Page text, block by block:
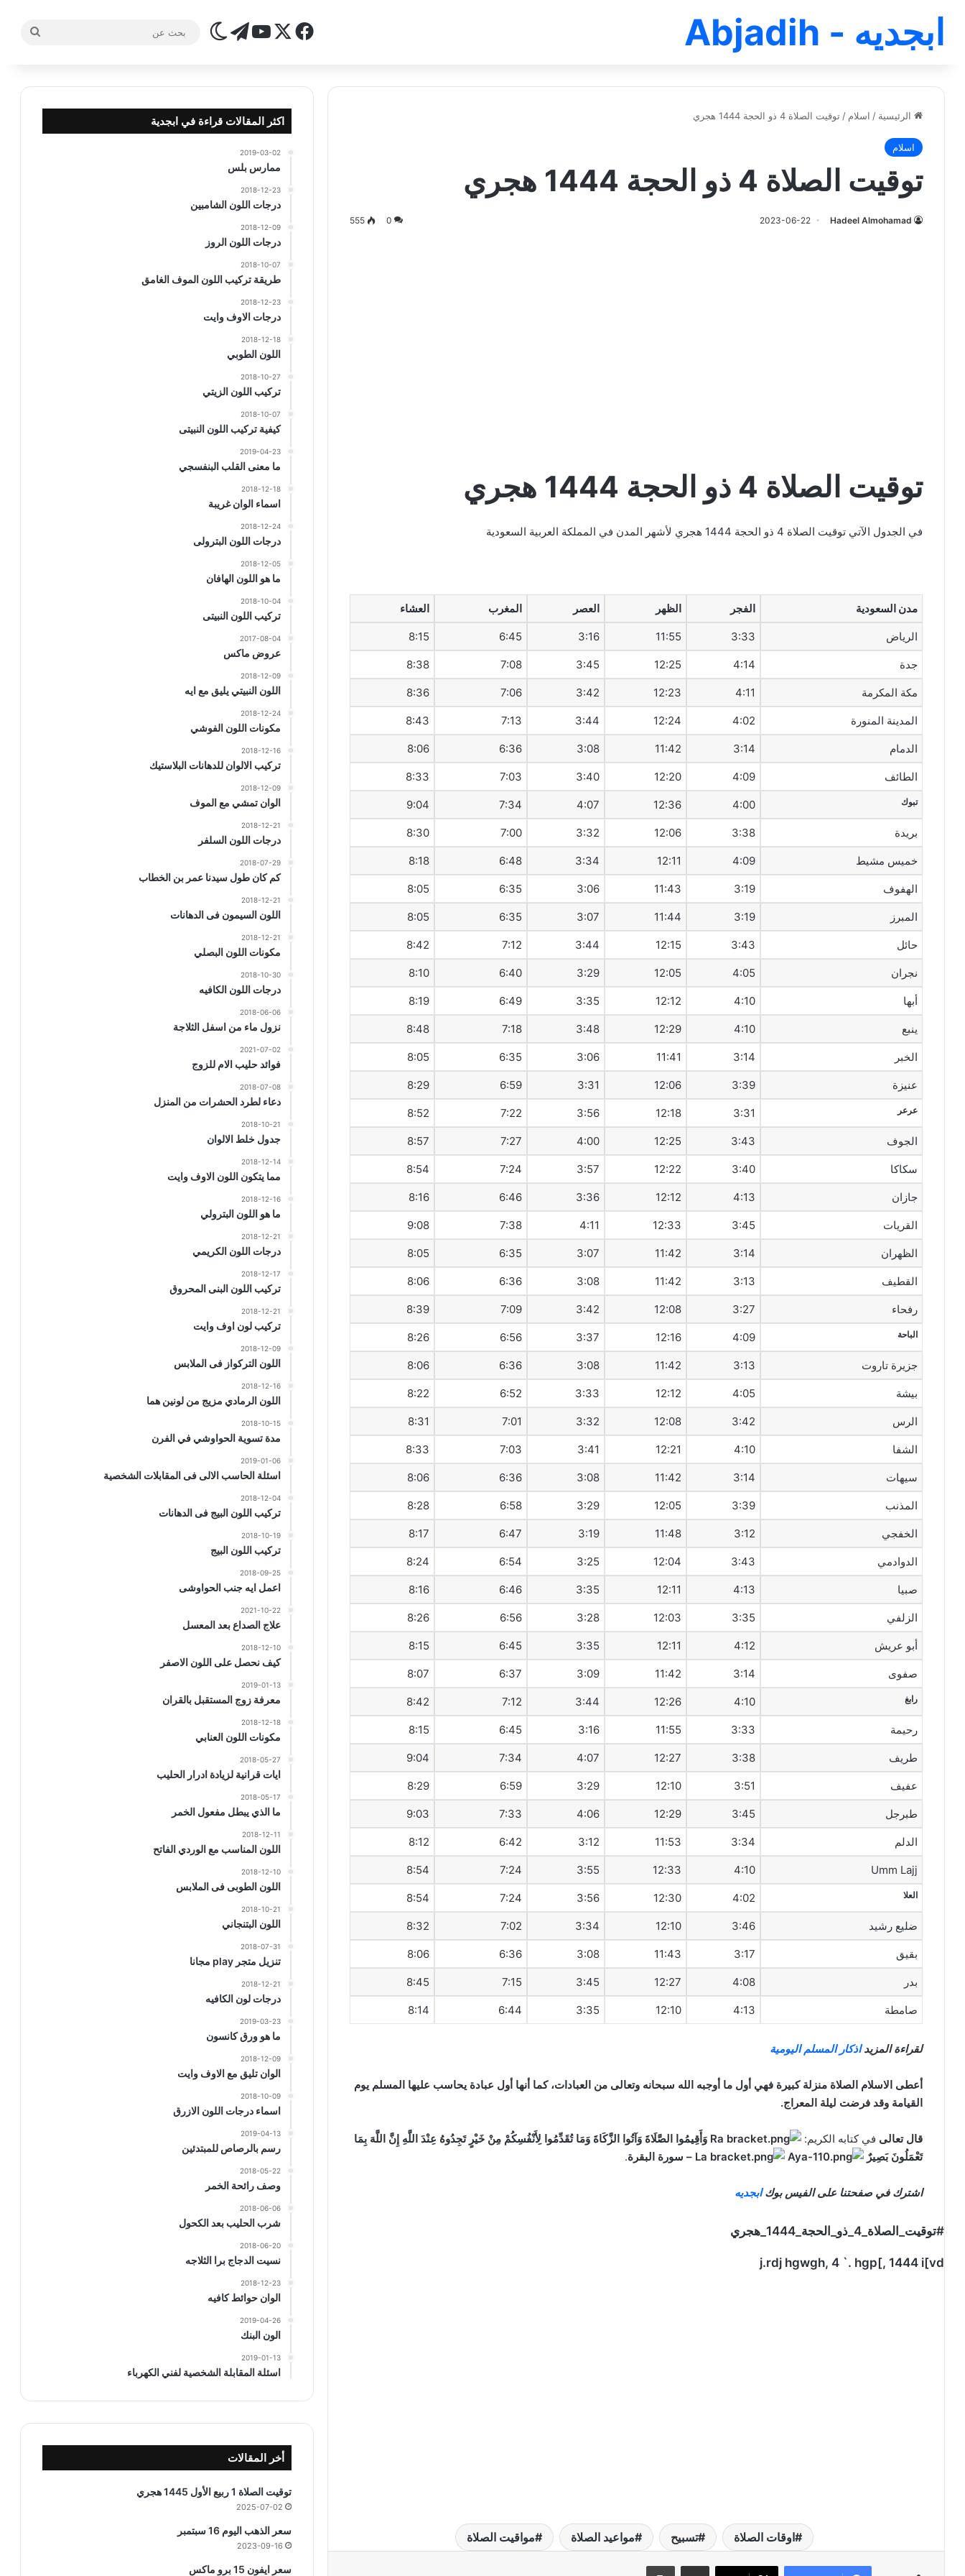
ابجديه - Abjadih فيسبوك
‫X
‫YouTube
تيلقرامالوضع المظلم
الرئيسية / اسلام / توقيت الصلاة 4 ذو الحجة 1444 هجري
اسلام
توقيت الصلاة 4 ذو الحجة 1444 هجري
Hadeel Almohamad
2023-06-22
0
555
توقيت الصلاة 4 ذو الحجة 1444 هجري
في الجدول الآتي توقيت الصلاة 4 ذو الحجة 1444 هجري لأشهر المدن في المملكة العربية السعودية
مدن السعودية الفجر الظهر العصر المغرب العشاء
الرياض 3:33
11:55
3:16
6:45
8:15
جدة 4:14
12:25
3:45
7:08
8:38
مكة المكرمة 4:11
12:23
3:42
7:06
8:36
المدينة المنورة 4:02
12:24
3:44
7:13
8:43
الدمام 3:14
11:42
3:08
6:36
8:06
الطائف 4:09
12:20
3:40
7:03
8:33
تبوك 4:00
12:36
4:07
7:34
9:04
بريدة 3:38
12:06
3:32
7:00
8:30
خميس مشيط 4:09
12:11
3:34
6:48
8:18
الهفوف‎ 3:19
11:43
3:06
6:35
8:05
المبرز 3:19
11:44
3:07
6:35
8:05
حائل 3:43
12:15
3:44
7:12
8:42
نجران 4:05
12:05
3:29
6:40
8:10
أبها 4:10
12:12
3:35
6:49
8:19
ينبع 4:10
12:29
3:48
7:18
8:48
الخبر 3:14
11:41
3:06
6:35
8:05
عنيزة 3:39
12:06
3:31
6:59
8:29
عرعر 3:31
12:18
3:56
7:22
8:52
الجوف 3:43
12:25
4:00
7:27
8:57
سكاكا 3:40
12:22
3:57
7:24
8:54
جازان 4:13
12:12
3:36
6:46
8:16
القريات 3:45
12:33
4:11
7:38
9:08
الظهران 3:14
11:42
3:07
6:35
8:05
القطيف‎ 3:13
11:42
3:08
6:36
8:06
رفحاء 3:27
12:08
3:42
7:09
8:39
الباحة 4:09
12:16
3:37
6:56
8:26
جزيرة تاروت 3:13
11:42
3:08
6:36
8:06
بيشة 4:05
12:12
3:33
6:52
8:22
الرس 3:42
12:08
3:32
7:01
8:31
الشفا 4:10
12:21
3:41
7:03
8:33
سيهات‎ 3:14
11:42
3:08
6:36
8:06
المذنب 3:39
12:05
3:29
6:58
8:28
الخفجي 3:12
11:48
3:19
6:47
8:17
الدوادمي 3:43
12:04
3:25
6:54
8:24
صبيا 4:13
12:11
3:35
6:46
8:16
الزلفي 3:35
12:03
3:28
6:56
8:26
أبو عريش 4:12
12:11
3:35
6:45
8:15
صفوى 3:14
11:42
3:09
6:37
8:07
رابغ 4:10
12:26
3:44
7:12
8:42
رحيمة 3:33
11:55
3:16
6:45
8:15
طريف‎ 3:38
12:27
4:07
7:34
9:04
عفيف 3:51
12:10
3:29
6:59
8:29
طبرجل 3:45
12:29
4:06
7:33
9:03
الدلم 3:34
11:53
3:12
6:42
8:12
Umm Lajj
4:10
12:33
3:55
7:24
8:54
العلا 4:02
12:30
3:56
7:24
8:54
ضليع رشيد 3:46
12:10
3:34
7:02
8:32
بقيق 3:17
11:43
3:08
6:36
8:06
بدر 4:08
12:27
3:45
7:15
8:45
صامطة 4:13
12:10
3:35
6:44
8:14
لقراءة المزيداذكار المسلم اليومية
أعطى الاسلام الصلاة منزلة كبيرة فهي أول ما أوجبه الله سبحانه وتعالى من العبادات، كما أنها أول عبادة يحاسب عليها المسلم يوم
القيامة وقد فرضت ليلة المعراج.
قال تعالى في كتابه الكريم:
وَأَقِيمُوا الصَّلَاةَ وَآتُوا الزَّكَاةَ وَمَا تُقَدِّمُوا لِأَنْفُسِكُمْ مِنْ خَيْرٍ تَجِدُوهُ عِنْدَ اللَّهِ إِنَّ اللَّهَ بِمَا
تَعْمَلُونَ بَصِيرٌ
– سورة البقرة.
اشترك في صفحتنا على الفيس بوكابجديه
#توقيت_الصلاة_4_ذو_الحجة_1444_هجري
j.rdj hgwgh, 4 `. hgp[, 1444 i[vd
اوقات الصلاة تسبيح مواعيد الصلاة مواقيت الصلاة
اكثر المقالات قراءة في ابجدية
2019-03-02
ممارس بلس
2018-12-23
درجات اللون الشامبين
2018-12-09
درجات اللون الروز
2018-10-07
طريقة تركيب اللون الموف الغامق
2018-12-23
درجات الاوف وايت
2018-12-18
اللون الطوبي
2018-10-27
تركيب اللون الزيتي
2018-10-07
كيفية تركيب اللون النبيتى
2019-04-23
ما معنى القلب البنفسجي
2018-12-18
اسماء الوان غريبة
2018-12-24
درجات اللون البترولى
2018-12-05
ما هو اللون الهافان
2018-10-04
تركيب اللون النبيتى
2017-08-04
عروض ماكس
2018-12-09
اللون النبيتي يليق مع ايه
2018-12-24
مكونات اللون الفوشي
2018-12-16
تركيب الالوان للدهانات البلاستيك
2018-12-09
الوان تمشي مع الموف
2018-12-21
درجات اللون السلفر
2018-07-29
كم كان طول سيدنا عمر بن الخطاب
2018-12-21
اللون السيمون فى الدهانات
2018-12-21
مكونات اللون البصلي
2018-10-30
درجات اللون الكافيه
2018-06-06
نزول ماء من اسفل الثلاجة
2021-07-02
فوائد حليب الام للزوج
2018-07-08
دعاء لطرد الحشرات من المنزل
2018-10-21
جدول خلط الالوان
2018-12-14
مما يتكون اللون الاوف وايت
2018-12-16
ما هو اللون البترولي
2018-12-21
درجات اللون الكريمي
2018-12-17
تركيب اللون البنى المحروق
2018-12-21
تركيب لون اوف وايت
2018-12-09
اللون التركواز فى الملابس
2018-12-16
اللون الرمادي مزيج من لونين هما
2018-10-15
مدة تسوية الحواوشي في الفرن
2019-01-06
اسئلة الحاسب الالى فى المقابلات الشخصية
2018-12-04
تركيب اللون البيج فى الدهانات
2018-10-19
تركيب اللون البيج
2018-09-25
اعمل ايه جنب الحواوشى
2021-10-22
علاج الصداع بعد المعسل
2018-12-10
كيف نحصل على اللون الاصفر
2019-01-13
معرفة زوج المستقبل بالقران
2018-12-18
مكونات اللون العنابي
2018-05-27
ايات قرانية لزيادة ادرار الحليب
2018-05-17
ما الذي يبطل مفعول الخمر
2018-12-11
اللون المناسب مع الوردي الفاتح
2018-12-10
اللون الطوبى فى الملابس
2018-10-21
اللون البتنجاني
2018-07-31
تنزيل متجر play مجانا
2018-12-21
درجات لون الكافيه
2019-03-23
ما هو ورق كانسون
2018-12-09
الوان تليق مع الاوف وايت
2018-10-09
اسماء درجات اللون الازرق
2019-04-13
رسم بالرصاص للمبتدئين
2018-05-22
وصف رائحة الخمر
2018-06-06
شرب الحليب بعد الكحول
2018-06-20
نسيت الدجاج برا الثلاجه
2018-12-23
الوان حوائط كافيه
2019-04-26
الون البنك
2019-01-13
اسئلة المقابلة الشخصية لفني الكهرباء
أخر المقالات
توقيت الصلاة 1 ربيع الأول 1445 هجري
2025-07-02
سعر الذهب اليوم 16 سبتمبر
2023-09-16
سعر ايفون 15 برو ماكس